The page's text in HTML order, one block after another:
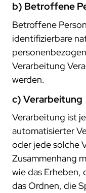
b) Betroffene
Betroffene
identifizierbare
Verarbeitung
werden.
c) Verarbeitung
Verarbeitung ist
automatisierter
oder jede solche
Zusammenhang
wie das Erheben,
das Ordnen, die